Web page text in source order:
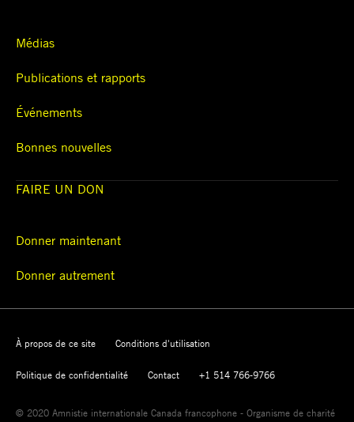
Médias
Publications et rapports
Événements
Bonnes nouvelles
FAIRE UN DON
Donner maintenant
Donner autrement
À propos de ce site Conditions d'utilisation
Politique de confidentialité Contact +1 514 766-9766
© 2020 Amnistie internationale Canada francophone - Organisme de charité